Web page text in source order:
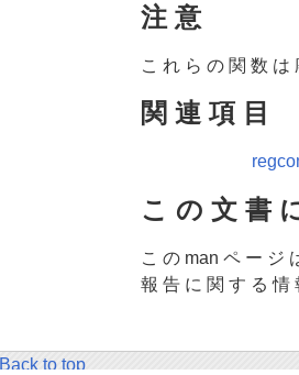
注 意
こ れ ら の 関 数 は
関 連 項 目
こ の 文 書
こ の man ペ ー ジ
報 告 に 関 す る 情
Back to top